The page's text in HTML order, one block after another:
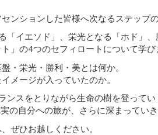
ンションした皆様へ次なるステップ
「イエソド」、栄光となる「ホド」
」の4つのセフィロートについて学
・栄光・勝利・美とは何か。
メージが入っていたのか。
ンスをとりながら生命の樹を登って
の自分への旅が、さらに深まってい
ぜひお越しください。